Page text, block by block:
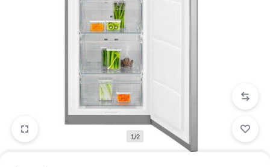
1/2